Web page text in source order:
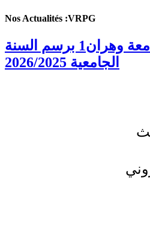
Nos Actualités :VRPG
إعـلان عن انطلاق التسجيلات الجامعية الإلكترونية بروغرس عبر منصة بروغرس و عبر موقع جامعة وهران1 برسم السنة
الجامعية 2026/2025